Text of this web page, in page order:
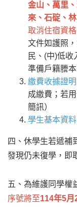
金山、萬里
來、石碇、林
取消住宿資
文件如護照
民、(中)低
準備戶籍謄本
繳費收據證明
成繳費；若
簡訊）
學生基本資
四、休學生若遞補
發現仍未復學，即
五、為維護同學權
序號將至114年5月